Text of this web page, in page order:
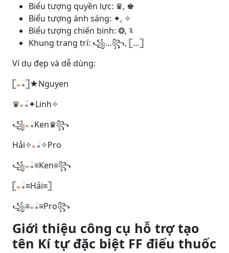
Biểu tượng quyền lực: ♛, ♚
Biểu tượng ánh sáng: ✦, ✧
Biểu tượng chiến binh: ❂, ༣
Khung trang trí: ꧁…꧂, 𓊈…𓊉
Ví dụ đẹp và dễ dùng:
𓊈
𓊉★Nguyen
♛
✦Linh✧
꧁
Ken♛꧂
Hải✧
✧Pro
꧁
≡Ken≡꧂
𓊈
≡Hải≡𓊉
꧁≡
≡Pro꧂
Giới thiệu công cụ hỗ trợ tạo
tên Kí tự đặc biệt FF điếu thuốc